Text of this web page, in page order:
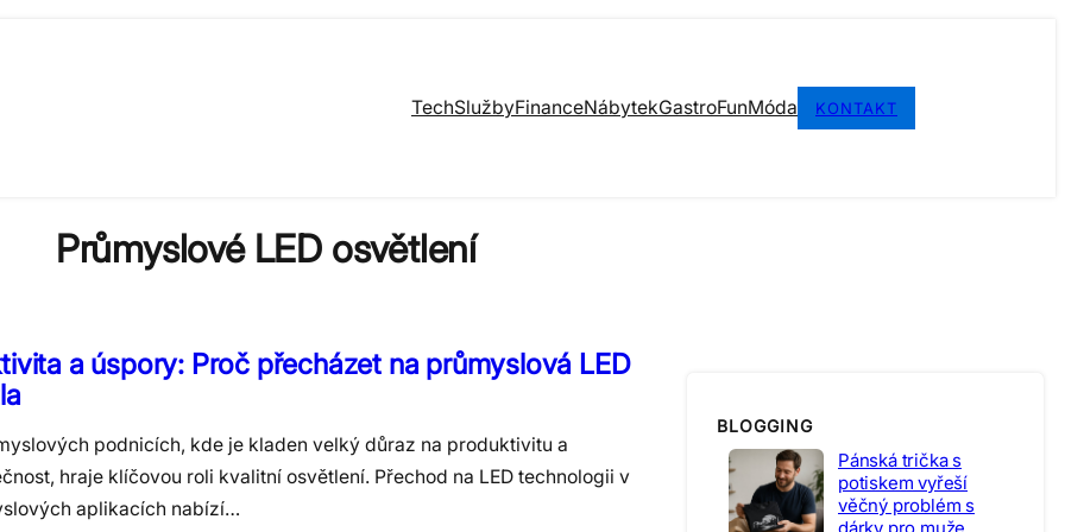
TechSlužbyFinanceNábytekGastroFunMóda KONTAKT
Průmyslové LED osvětlení
a úspory: Proč přecházet na průmyslová LED
podnicích, kde je kladen velký důraz na produktivitu a
hraje klíčovou roli kvalitní osvětlení. Přechod na LED technologii v
aplikacích nabízí…
BLOGGING
Pánská trička s
potiskem vyřeší
věčný problém s
dárky pro muže